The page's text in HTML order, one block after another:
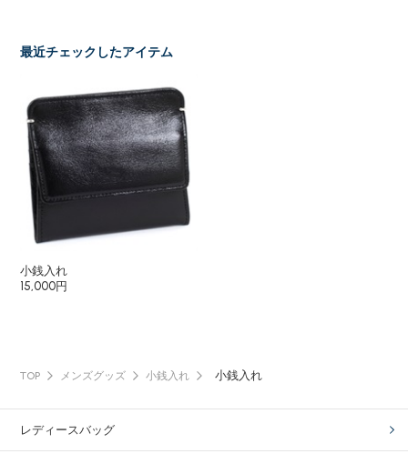
最近チェックしたアイテム
小銭入れ
15,000円
TOP メンズグッズ 小銭入れ 小銭入れ
レディースバッグ